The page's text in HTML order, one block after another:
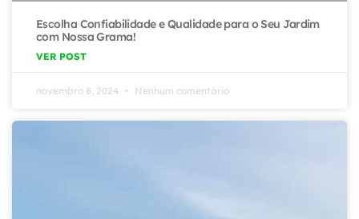
Escolha Confiabilidade e Qualidade para o Seu Jardim
com Nossa Grama!
VER POST
novembro 8, 2024 Nenhum comentário